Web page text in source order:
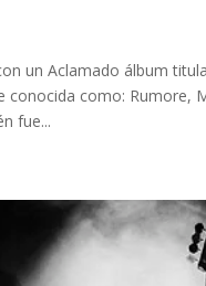
un Aclamado álbum
conocida como: Rumore,
fue...